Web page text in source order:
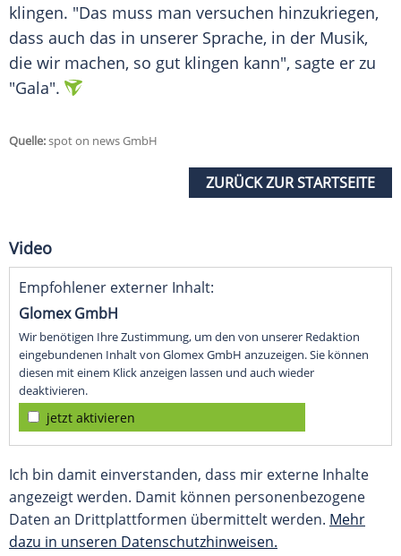
klingen. "Das muss man versuchen hinzukriegen,
dass auch das in unserer Sprache, in der Musik,
die wir machen, so gut klingen kann", sagte er zu
"Gala".
Quelle:spot on news GmbH
ZURÜCK ZUR STARTSEITE
Video
Empfohlener externer Inhalt:
Glomex GmbH
Wir benötigen Ihre Zustimmung, um den von unserer Redaktion
eingebundenen Inhalt von Glomex GmbH anzuzeigen. Sie können
diesen mit einem Klick anzeigen lassen und auch wieder
deaktivieren.
jetzt aktivieren
Ich bin damit einverstanden, dass mir externe Inhalte
angezeigt werden. Damit können personenbezogene
Daten an Drittplattformen übermittelt werden. Mehr
dazu in unseren Datenschutzhinweisen.